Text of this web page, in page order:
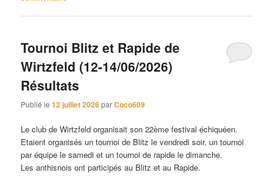
Tournoi Blitz et Rapide de
Wirtzfeld (12-14/06/2026)
Résultats
Publié le12 juillet 2026parCoco609
Le club de Wirtzfeld organisait son 22ème festival échiquéen.
Etaient organisés un tournoi de Blitz le vendredi soir, un tournoi
par équipe le samedi et un tournoi de rapide le dimanche.
Les anthisnois ont participés au Blitz et au Rapide.